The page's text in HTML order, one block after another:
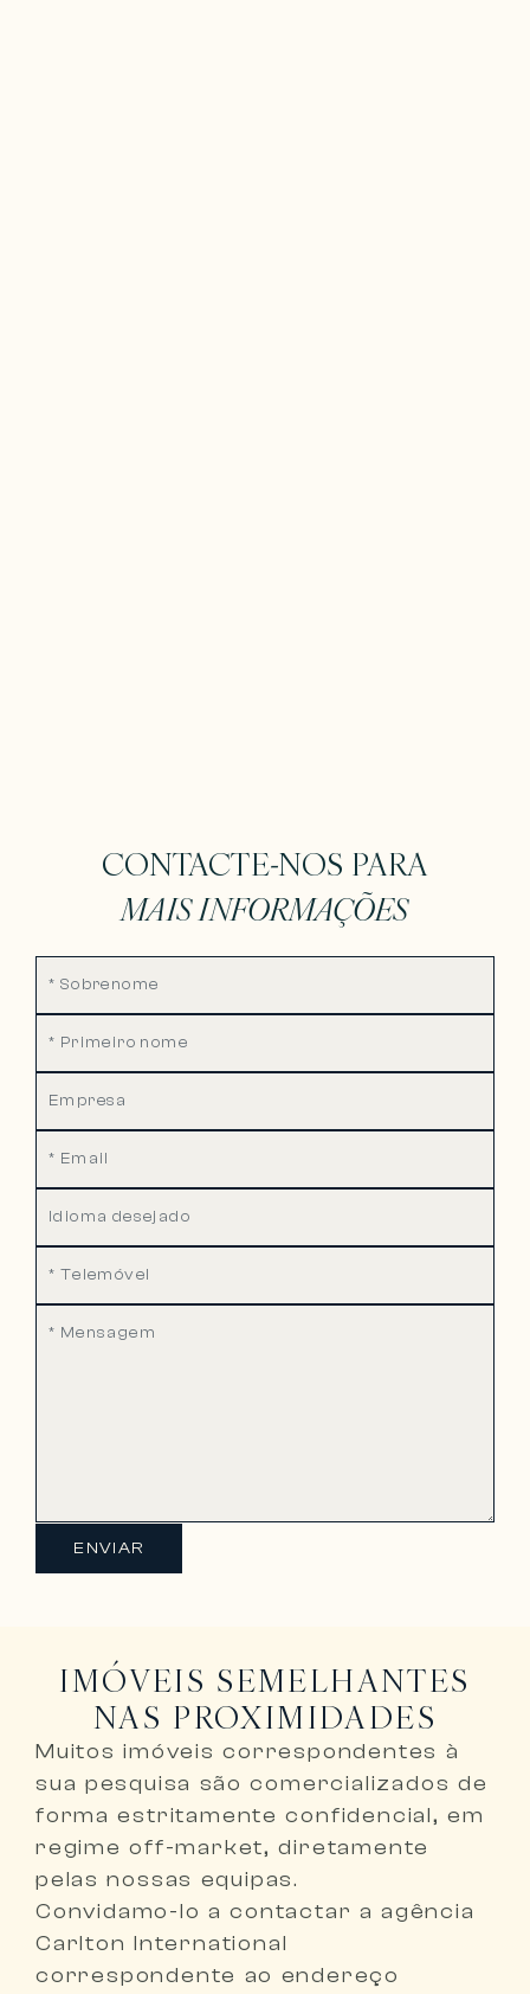
CONTACTE-NOS PARA
MAIS INFORMAÇÕES
ENVIAR
IMÓVEIS SEMELHANTES
NAS PROXIMIDADES
Muitos imóveis correspondentes à
sua pesquisa são comercializados de
formaestritamente confidencial, em
regime off-market, diretamente
pelas nossas equipas.
Convidamo-lo acontactar a agência
Carlton International
correspondente ao endereço